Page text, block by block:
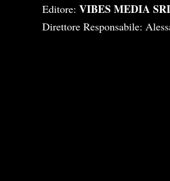
Editore: VIBES MEDIA
Direttore Responsabile: